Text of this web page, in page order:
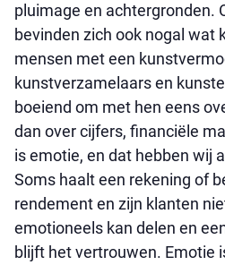
pluimage en achtergronden.
bevinden zich ook nogal wat
mensen met een
kunstverzamelaars en
boeiend om met hen eens
dan over cijfers, financiële
is emotie, en dat hebben wij
Soms haalt een rekening of
rendement en zijn klanten
emotioneels kan delen en
blijft het vertrouwen. Emotie